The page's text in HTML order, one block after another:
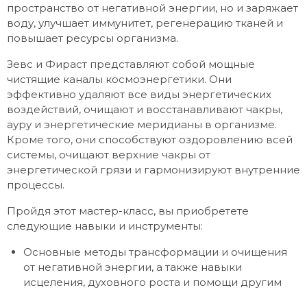
пространство от негативной энергии, но и заряжает
воду, улучшает иммунитет, регенерацию тканей и
повышает ресурсы организма.
Зевс и Фираст представляют собой мощные
чистящие каналы космоэнергетики. Они
эффективно удаляют все виды энергетических
воздействий, очищают и восстанавливают чакры,
ауру и энергетические меридианы в организме.
Кроме того, они способствуют оздоровлению всей
системы, очищают верхние чакры от
энергетической грязи и гармонизируют внутренние
процессы.
Пройдя этот мастер-класс, вы приобретете
следующие навыки и инструменты:
Основные методы трансформации и очищения
от негативной энергии, а также навыки
исцеления, духовного роста и помощи другим